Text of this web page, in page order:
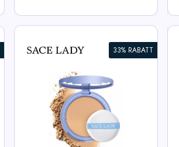
33% RABATT
Wasserfester Mascara |
Langanhaltend, Schmiert
nicht & Volumensteigernd
View All Sace Lady Deals